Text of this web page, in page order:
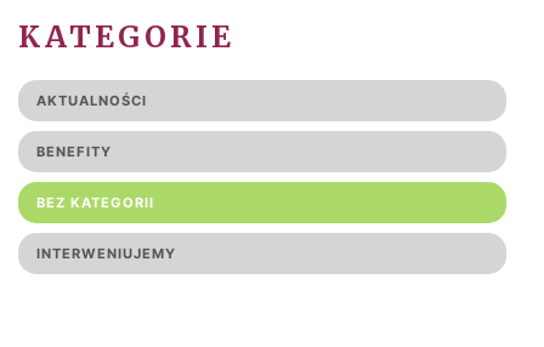
KATEGORIE
AKTUALNOŚCI
BENEFITY
BEZ KATEGORII
INTERWENIUJEMY